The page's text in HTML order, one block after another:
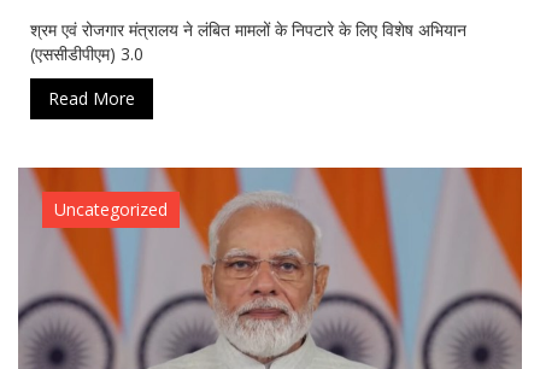
श्रम एवं रोजगार मंत्रालय ने लंबित मामलों के निपटारे के लिए विशेष अभियान
(एससीडीपीएम) 3.0
Read More
Uncategorized